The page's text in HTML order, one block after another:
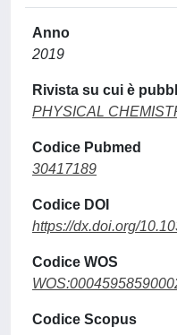
Anno
2019
Rivista su cui è
PHYSICAL
Codice Pubmed
30417189
Codice DOI
https://dx.doi.org/
Codice WOS
Codice Scopus